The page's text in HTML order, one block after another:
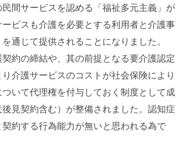
民間サービスを認める「福祉多元主義」が
ビスも介護を必要とする利用者と介護事
通じて提供されることになりました。
約の締結や、其の前提となる要介護認定
介護サービスのコストが社会保険により
ついて代理権を付与しておく制度として成
見契約含む）が整備されました。認知症
契約する行為能力が無いと思われる為で